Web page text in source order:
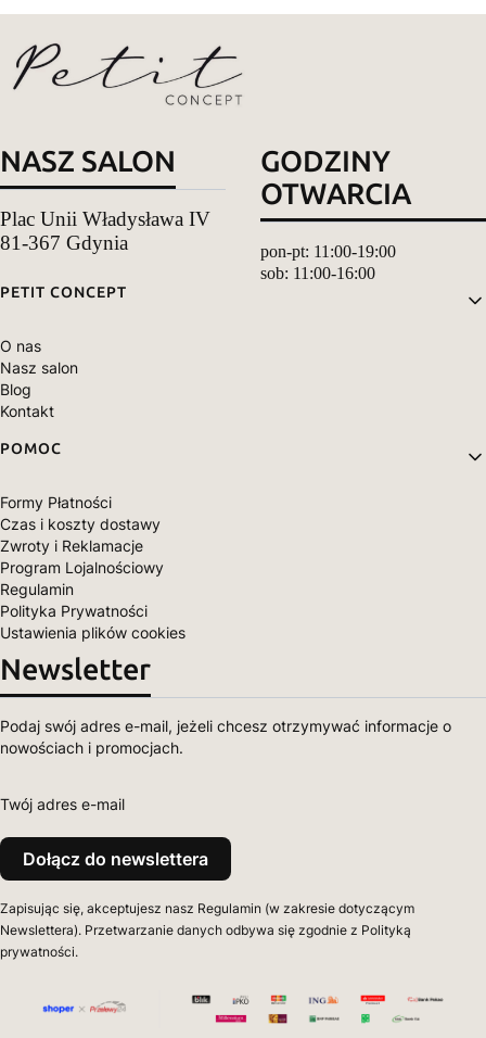
NASZ SALON
Plac Unii Władysława IV
81-367 Gdynia
GODZINY
OTWARCIA
pon-pt: 11:00-19:00
sob: 11:00-16:00
Linki w stopce
PETIT CONCEPT
O nas
Nasz salon
Blog
Kontakt
POMOC
Formy Płatności
Czas i koszty dostawy
Zwroty i Reklamacje
Program Lojalnościowy
Regulamin
Polityka Prywatności
Ustawienia plików cookies
Newsletter
Podaj swój adres e-mail, jeżeli chcesz otrzymywać informacje o
nowościach i promocjach.
Twój adres e-mail
Dołącz do newslettera
Zapisując się, akceptujesz nasz Regulamin (w zakresie dotyczącym
Newslettera). Przetwarzanie danych odbywa się zgodnie z Polityką
prywatności.